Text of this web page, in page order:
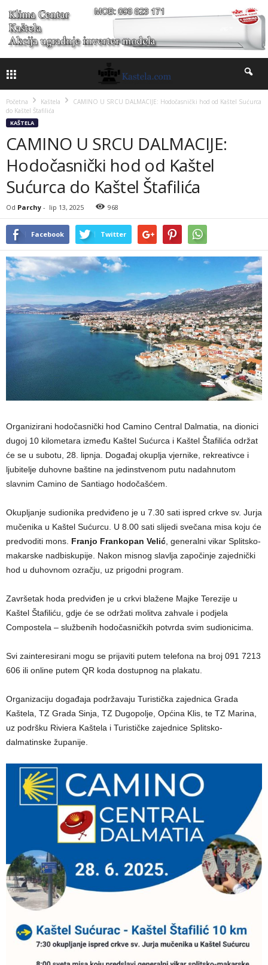
Početna Kaštela
CAMINO U SRCU DALMACIJE: Hodočasnički hod od Kaštel Sućurca
do Kaštel Štafilića
KAŠTELA
CAMINO U SRCU DALMACIJE:
Hodočasnički hod od Kaštel
Sućurca do Kaštel Štafilića
Od Parchy - lip 13, 2025 968
Facebook Twitter
Organizirani hodočasnički hod Camino Central Dalmatia, na dionici
dugoj 10 kilometara između Kaštel Sućurca i Kaštel Štafilića održat
će se u subotu, 28. lipnja. Događaj okuplja vjernike, rekreativce i
ljubitelje duhovne baštine na jedinstvenom putu nadahnutom
slavnim Camino de Santiago hodočašćem.
Okupljanje sudionika predviđeno je u 7.30 sati ispred crkve sv. Jurja
mučenika u Kaštel Sućurcu. U 8.00 sati slijedi svečana misa koju će
predvoditi mons. Franjo Frankopan Velić , generalni vikar Splitsko-
makarske nadbiskupije. Nakon misnog slavlja započinje zajednički
hod u duhovnom ozračju, uz prigodni program.
Završetak hoda predviđen je u crkvi blažene Majke Terezije u
Kaštel Štafiliću, gdje će se održati molitva zahvale i podjela
Compostela – službenih hodočasničkih potvrda svim sudionicima.
Svi zainteresirani mogu se prijaviti putem telefona na broj 091 7213
606 ili online putem QR koda dostupnog na plakatu.
Organizaciju događaja podržavaju Turistička zajednica Grada
Kaštela, TZ Grada Sinja, TZ Dugopolje, Općina Klis, te TZ Marina,
uz podršku Riviera Kaštela i Turističke zajednice Splitsko-
dalmatinske županije.